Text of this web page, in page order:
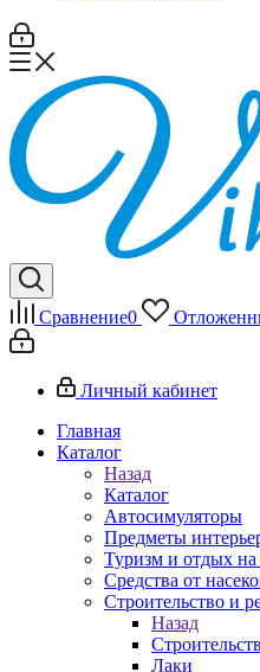
Сравнение0
Личный кабинет
Главная
Каталог
Назад
Каталог
Автосимуляторы
Предметы
Туризм и отдых на
Средства от
Строительство и
Назад
Лаки